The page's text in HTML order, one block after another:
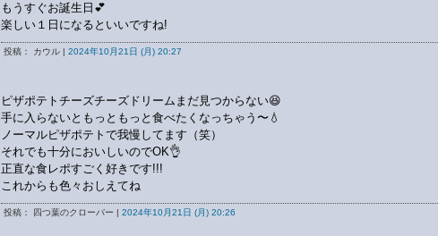
もうすぐお誕生日💕
楽しい１日になるといいですね!
投稿： カウル | 2024年10月21日 (月) 20:27
ピザポテトチーズチーズドリームまだ見つからない😆
手に入らないともっともっと食べたくなっちゃう〜💧
ノーマルピザポテトで我慢してます（笑）
それでも十分においしいのでOK👌
正直な食レポすごく好きです!!!
これからも色々おしえてね
投稿： 四つ葉のクローバー | 2024年10月21日 (月) 20:26